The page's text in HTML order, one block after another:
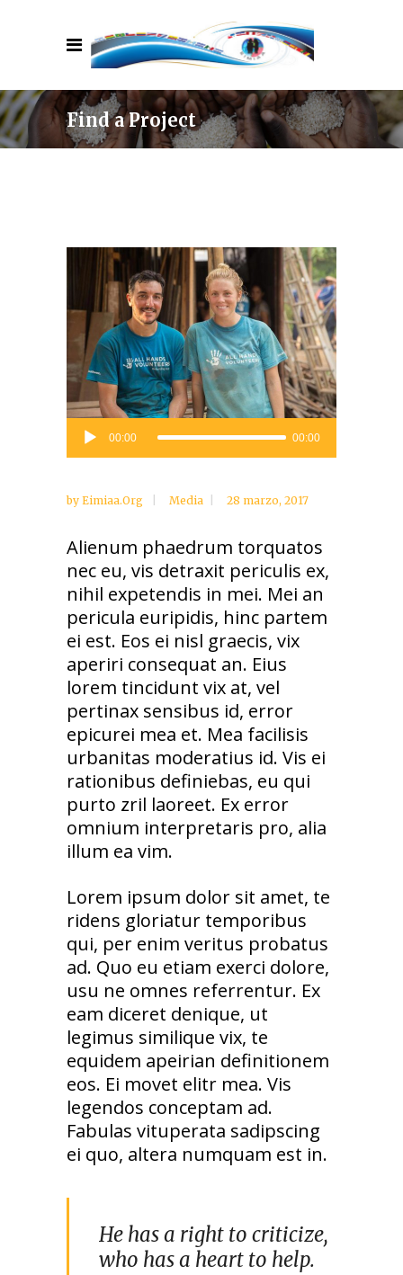
Find a Project
Reproductor
de
00:00 00:00
by Eimiaa.org Media 28 marzo, 2017
Alienum phaedrum torquatos
nec eu, vis detraxit periculis ex,
nihil expetendis in mei. Mei an
pericula euripidis, hinc partem
ei est. Eos ei nisl graecis, vix
aperiri consequat an. Eius
lorem tincidunt vix at, vel
pertinax sensibus id, error
epicurei mea et. Mea facilisis
urbanitas moderatius id. Vis ei
rationibus definiebas, eu qui
purto zril laoreet. Ex error
omnium interpretaris pro, alia
illum ea vim.
Lorem ipsum dolor sit amet, te
ridens gloriatur temporibus
qui, per enim veritus probatus
ad. Quo eu etiam exerci dolore,
usu ne omnes referrentur. Ex
eam diceret denique, ut
legimus similique vix, te
equidem apeirian definitionem
eos. Ei movet elitr mea. Vis
legendos conceptam ad.
Fabulas vituperata sadipscing
ei quo, altera numquam est in.
He has a right to criticize,
who has a heart to help.